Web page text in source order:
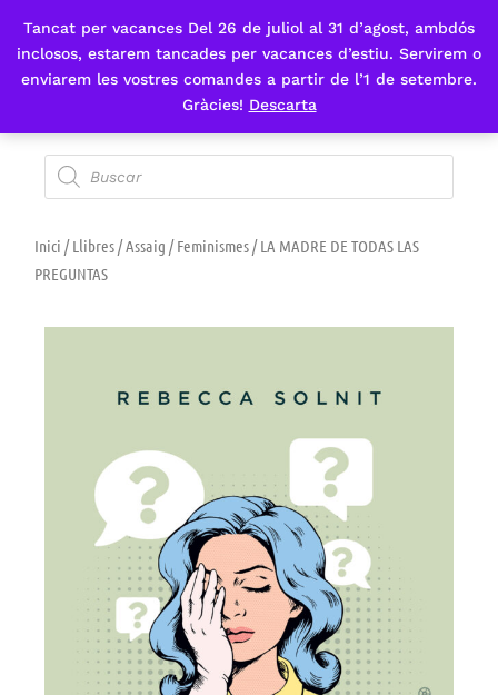
Tancat per vacances Del 26 de juliol al 31 d’agost, ambdós
inclosos, estarem tancades per vacances d’estiu. Servirem o
enviarem les vostres comandes a partir de l’1 de setembre.
Gràcies! Descarta
Fes-te'n sòcia
Inici /Llibres/Assaig /Feminismes/ LA MADRE DE TODAS LAS
PREGUNTAS